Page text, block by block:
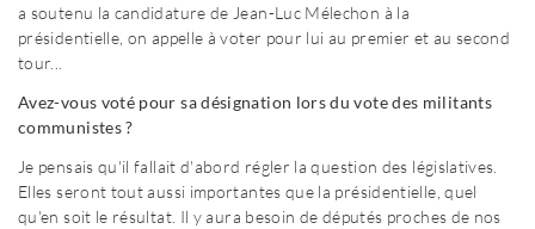
a soutenu la candidature de Jean-Luc Mélechon à la
présidentielle, on appelle à voter pour lui au premier et au second
tour...
Avez-vous voté pour sa désignation lors du vote des militants
communistes ?
Je pensais qu'il fallait d'abord régler la question des législatives.
Elles seront tout aussi importantes que la présidentielle, quel
qu'en soit le résultat. Il y aura besoin de députés proches de nos